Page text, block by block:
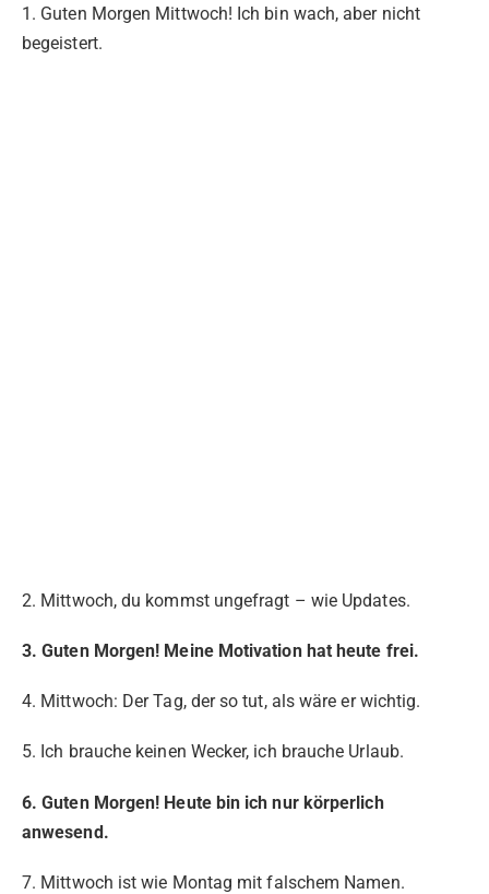
1. Guten Morgen Mittwoch! Ich bin wach, aber nicht
begeistert.
2. Mittwoch, du kommst ungefragt – wie Updates.
3. Guten Morgen! Meine Motivation hat heute frei.
4. Mittwoch: Der Tag, der so tut, als wäre er wichtig.
5. Ich brauche keinen Wecker, ich brauche Urlaub.
6. Guten Morgen! Heute bin ich nur körperlich
anwesend.
7. Mittwoch ist wie Montag mit falschem Namen.